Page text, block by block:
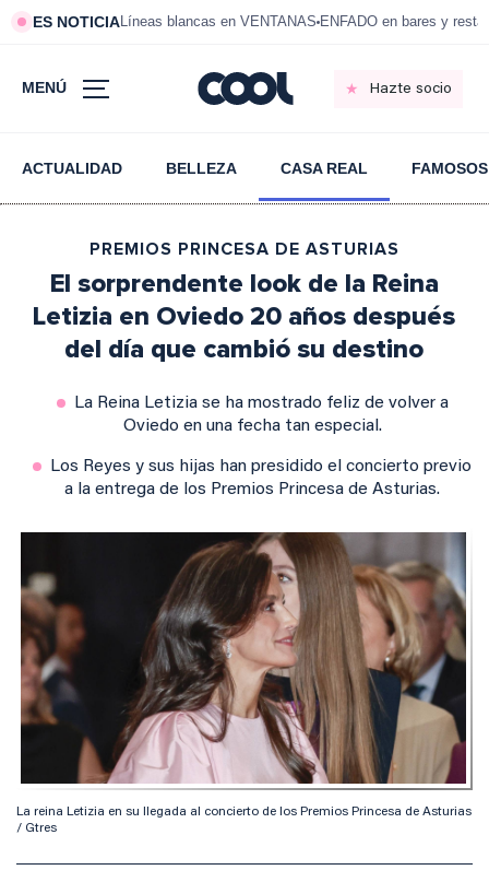
ES NOTICIALíneas blancas en VENTANAS ENFADO en bares y
MENÚ Hazte socio
ACTUALIDAD BELLEZA CASA REAL FAMOSOS
PREMIOS PRINCESA DE ASTURIAS
El sorprendente look de la Reina
Letizia en Oviedo 20 años después
del día que cambió su destino
La Reina Letizia se ha mostrado feliz de volver a
Oviedo en una fecha tan especial.
Los Reyes y sus hijas han presidido el concierto previo
a la entrega de los Premios Princesa de Asturias.
La reina Letizia en su llegada al concierto de los Premios Princesa de Asturias
/ Gtres